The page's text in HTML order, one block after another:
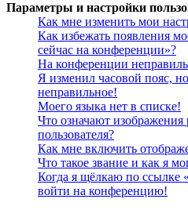
Параметры и настройки
Как мне изменить мои
Как избежать появления
сейчас на конференции»?
На конференции
Я изменил часовой пояс,
неправильное!
Моего языка нет в списке!
Что означают
пользователя?
Как мне включить
Что такое звание и как я
Когда я щёлкаю по ссылке
войти на конференцию!